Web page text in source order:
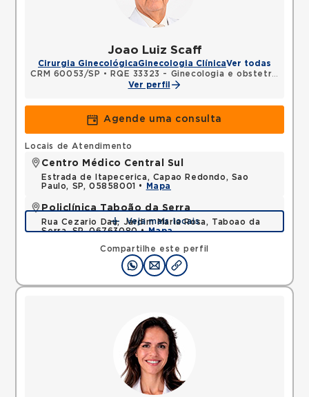
Joao Luiz Scaff
Cirurgia GinecológicaGinecologia ClínicaVer todas
CRM 60053/SP •
RQE 33323 - Ginecologia e obstetrícia
Ver perfil
Agende uma consulta
Compartilhe este perfil
Locais de Atendimento
Centro Médico Central Sul
Estrada de Itapecerica, Capao Redondo, Sao
Paulo, SP, 05858001 •
Mapa
Policlínica Taboão da Serra
Rua Cezario Dau, Jardim Maria Rosa, Taboao da
Serra, SP, 06763080 •Mapa
Veja mais locais